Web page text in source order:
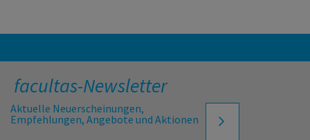
facultas-Newsletter
Aktuelle Neuerscheinungen,
Empfehlungen, Angebote und Aktionen